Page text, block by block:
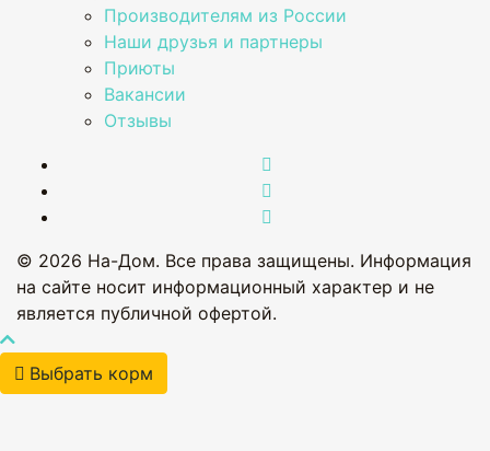
Производителям из России
Наши друзья и партнеры
Приюты
Вакансии
Отзывы
© 2026 На-Дом. Все права защищены. Информация
на сайте носит информационный характер и не
является публичной офертой.
Выбрать корм